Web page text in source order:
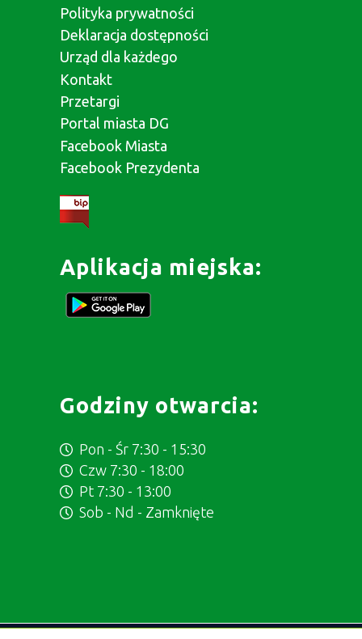
Polityka prywatności
Deklaracja dostępności
Urząd dla każdego
Kontakt
Przetargi
Portal miasta DG
Facebook Miasta
Facebook Prezydenta
Aplikacja miejska:
Godziny otwarcia:
Pon - Śr 7:30 - 15:30
Czw 7:30 - 18:00
Pt 7:30 - 13:00
Sob - Nd - Zamknięte